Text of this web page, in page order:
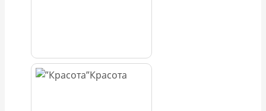
Красота